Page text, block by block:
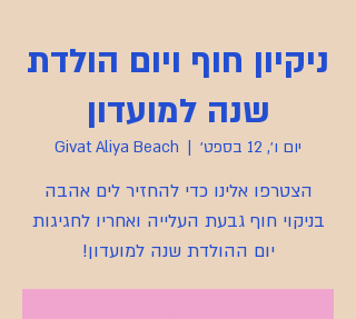
ניקיון חוף ויום הולדת
שנה למועדון
יום ו׳, 12 בספט׳
  |
Givat Aliya Beach
הצטרפו אלינו כדי להחזיר לים אהבה
בניקוי חוף גבעת העלייה ואחריו לחגיגות
יום ההולדת שנה למועדון!